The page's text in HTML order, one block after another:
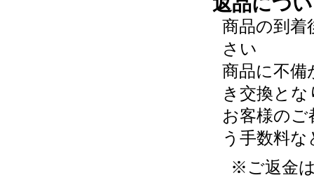
商品の到着
さい
商品に不備
き交換と
お客様のご
う手数料
※ご返金